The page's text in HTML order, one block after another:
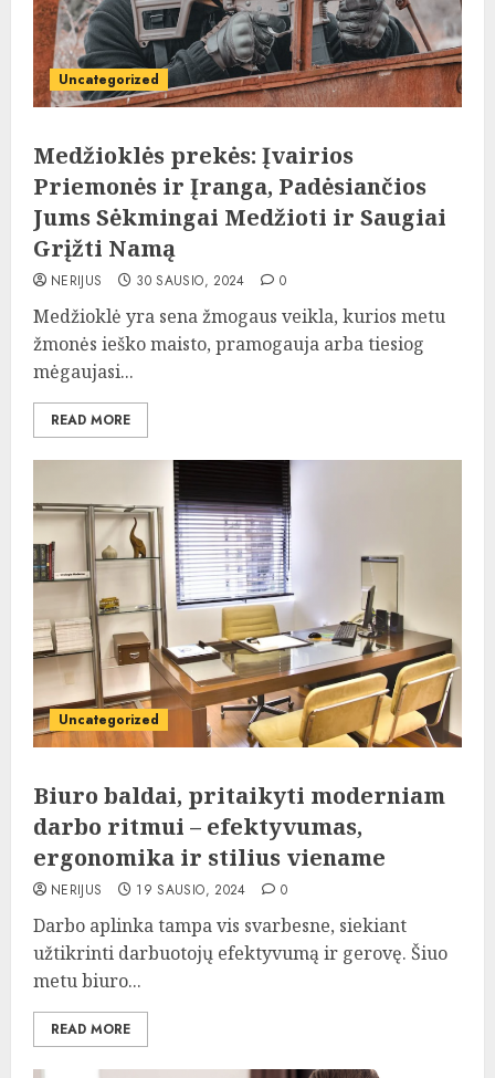
Uncategorized
Medžioklės prekės: Įvairios
Priemonės ir Įranga, Padėsiančios
Jums Sėkmingai Medžioti ir Saugiai
Grįžti Namą
NERIJUS 30 SAUSIO, 2024 0
Medžioklė yra sena žmogaus veikla, kurios metu
žmonės ieško maisto, pramogauja arba tiesiog
mėgaujasi...
READ MORE
Uncategorized
Biuro baldai, pritaikyti moderniam
darbo ritmui – efektyvumas,
ergonomika ir stilius viename
NERIJUS 19 SAUSIO, 2024 0
Darbo aplinka tampa vis svarbesne, siekiant
užtikrinti darbuotojų efektyvumą ir gerovę. Šiuo
metu biuro...
READ MORE